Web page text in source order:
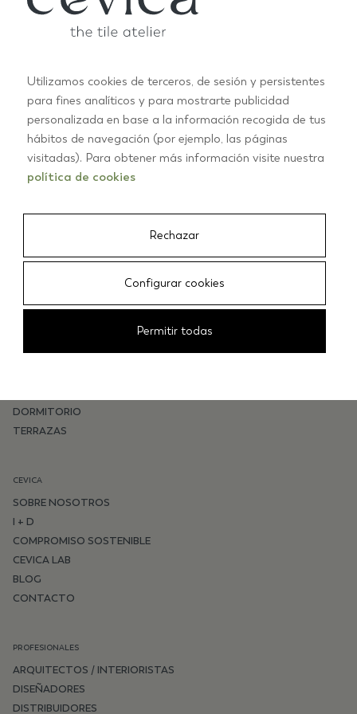
SUSCRIBIR
PRODUCTOS
CUADRADOS
HEXAGONALES
TODOS LOS PRODUCTOS
BAÑO
DORMITORIO
TERRAZAS
CEVICA
SOBRE NOSOTROS
I + D
COMPROMISO SOSTENIBLE
CEVICA LAB
BLOG
CONTACTO
PROFESIONALES
ARQUITECTOS / INTERIORISTAS
DISEÑADORES
DISTRIBUIDORES
Utilizamos cookies de terceros, de sesión y persistentes
para fines analíticos y para mostrarte publicidad
personalizada en base a la información recogida de tus
hábitos de navegación (por ejemplo, las páginas
visitadas). Para obtener más información visite nuestra
política de cookies
Rechazar
Configurar cookies
Permitir todas